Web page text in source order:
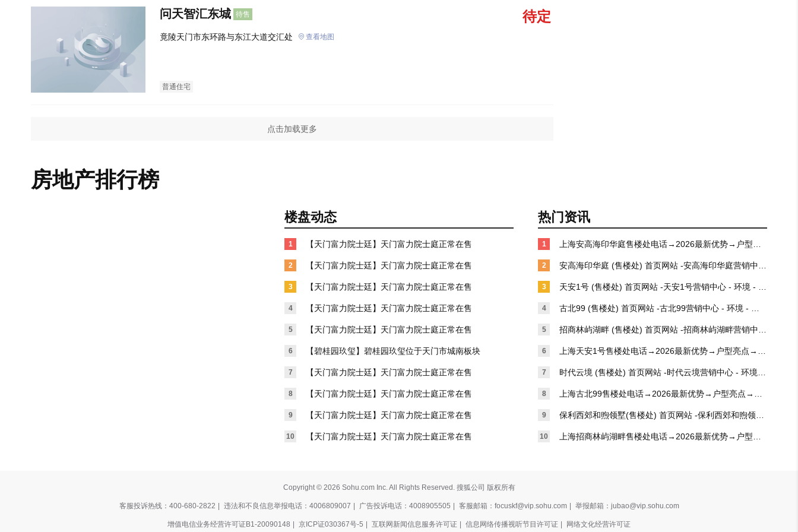
问天智汇东城 待售 待定
竟陵天门市东环路与东江大道交汇处 查看地图
普通住宅
点击加载更多
房地产排行榜
楼盘动态
1 【天门富力院士廷】天门富力院士庭正常在售
2 【天门富力院士廷】天门富力院士庭正常在售
3 【天门富力院士廷】天门富力院士庭正常在售
4 【天门富力院士廷】天门富力院士庭正常在售
5 【天门富力院士廷】天门富力院士庭正常在售
6 【碧桂园玖玺】碧桂园玖玺位于天门市城南板块
7 【天门富力院士廷】天门富力院士庭正常在售
8 【天门富力院士廷】天门富力院士庭正常在售
9 【天门富力院士廷】天门富力院士庭正常在售
10 【天门富力院士廷】天门富力院士庭正常在售
热门资讯
1
上海安高海印华庭售楼处电话→2026最新优势→户型亮
网站-周边配套→项目概况
2
安高海印华庭 (售楼处) 首页网站 -安高海印华庭营销中心
配套 - 电话 -周边-得房率
3
天安1号 (售楼处) 首页网站 -天安1号营销中心 - 环境 - 户
话 -周边-得房率
4
古北99 (售楼处) 首页网站 -古北99营销中心 - 环境 - 户
话 -周边-得房率
5
招商林屿湖畔 (售楼处) 首页网站 -招商林屿湖畔营销中心
配套 - 电话 -周边-得房率
6
上海天安1号售楼处电话→2026最新优势→户型亮点→产
套→项目概况
7
时代云境 (售楼处) 首页网站 -时代云境营销中心 - 环境 -
电话 -周边-得房率
8
上海古北99售楼处电话→2026最新优势→户型亮点→产
→项目概况
9
保利西郊和煦领墅(售楼处) 首页网站 -保利西郊和煦领墅
交房时间 - 配套 - 电话 -周边-得房率
10
上海招商林屿湖畔售楼处电话→2026最新优势→户型亮
Copyright © 2026 Sohu.com Inc. All Rights Reserved. 搜狐公司 版权所有
客服投诉热线：400-680-2822 违法和不良信息举报电话：4006809007 广告投诉电话：4008905505 客服邮箱：focuskf@vip.sohu.com 举报邮箱：jubao@vip.sohu.com
增值电信业务经营许可证B1-20090148 京ICP证030367号-5 互联网新闻信息服务许可证 信息网络传播视听节目许可证 网络文化经营许可证